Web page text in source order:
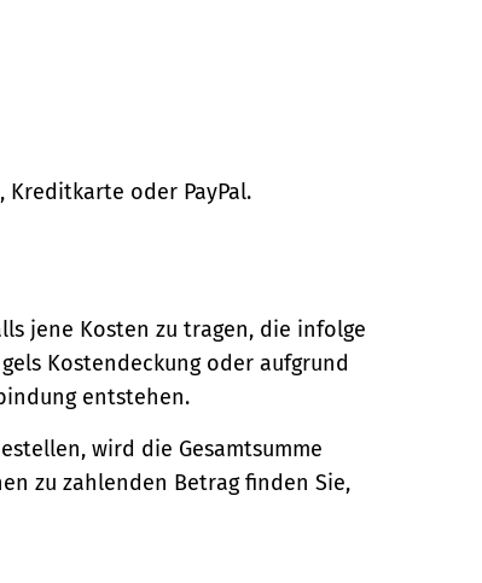
Kreditkarte oder PayPal.
jene Kosten zu tragen, die infolge
Kostendeckung oder aufgrund
entstehen.
wird die Gesamtsumme
zu zahlenden Betrag finden Sie,